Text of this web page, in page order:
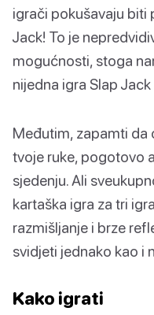
igrači pokušavaju biti
Jack! To je
mogućnosti, stoga
nijedna igra Slap
Međutim, zapamti da
tvoje ruke, pogotovo
sjedenju. Ali
kartaška igra za tri
razmišljanje i brze
svidjeti jednako kao i
Kako igrati